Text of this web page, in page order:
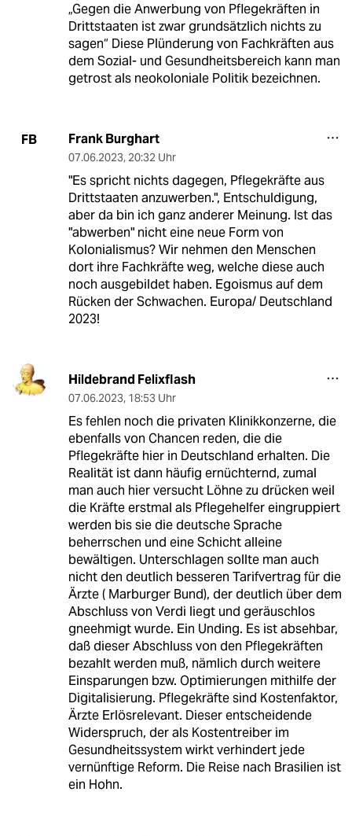
„Gegen die Anwerbung von Pflegekräften in
Drittstaaten ist zwar grundsätzlich nichts zu
sagen“ Diese Plünderung von Fachkräften aus
dem Sozial- und Gesundheitsbereich kann man
getrost als neokoloniale Politik bezeichnen.
FB Frank Burghart
07.06.2023, 20:32 Uhr
"Es spricht nichts dagegen, Pflegekräfte aus
Drittstaaten anzuwerben.", Entschuldigung,
aber da bin ich ganz anderer Meinung. Ist das
"abwerben" nicht eine neue Form von
Kolonialismus? Wir nehmen den Menschen
dort ihre Fachkräfte weg, welche diese auch
noch ausgebildet haben. Egoismus auf dem
Rücken der Schwachen. Europa/ Deutschland
2023!
Hildebrand Felixflash
07.06.2023, 18:53 Uhr
Es fehlen noch die privaten Klinikkonzerne, die
ebenfalls von Chancen reden, die die
Pflegekräfte hier in Deutschland erhalten. Die
Realität ist dann häufig ernüchternd, zumal
man auch hier versucht Löhne zu drücken weil
die Kräfte erstmal als Pflegehelfer eingruppiert
werden bis sie die deutsche Sprache
beherrschen und eine Schicht alleine
bewältigen. Unterschlagen sollte man auch
nicht den deutlich besseren Tarifvertrag für die
Ärzte ( Marburger Bund), der deutlich über dem
Abschluss von Verdi liegt und geräuschlos
gneehmigt wurde. Ein Unding. Es ist absehbar,
daß dieser Abschluss von den Pflegekräften
bezahlt werden muß, nämlich durch weitere
Einsparungen bzw. Optimierungen mithilfe der
Digitalisierung. Pflegekräfte sind Kostenfaktor,
Ärzte Erlösrelevant. Dieser entscheidende
Widerspruch, der als Kostentreiber im
Gesundheitssystem wirkt verhindert jede
vernünftige Reform. Die Reise nach Brasilien ist
ein Hohn.